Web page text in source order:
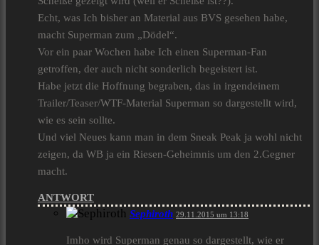
Echt, was Ich bisher an Material aus BVS gesehen habe,
macht Superman zum „Dödel“.
Vor ein paar Wochen habe Ich einen Superman-Fan
getroffen, der auch nicht sonderlich begeistert ist.
Habe jetzt die Hoffnung begraben, das in irgendeinem
Trailer/Teaser/WTF-Material Superman so dargestellt wird,
wie es sein sollte.
Und viel Neues kann man in dem Sneak Peak ja wohl nicht
zeigen, da WB ja ein Riesen-Geheimnis um den 2.Gegner
macht.
ANTWORT
Sephiroth 29.11.2015 um 13:18
Imho wird Superman genau so dargestellt, wie er